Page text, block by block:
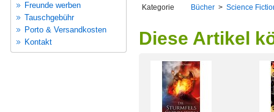
Freunde werben
Tauschgebühr
Porto & Versandkosten
Kontakt
Kategorie Bücher > Science
Diese Artikel